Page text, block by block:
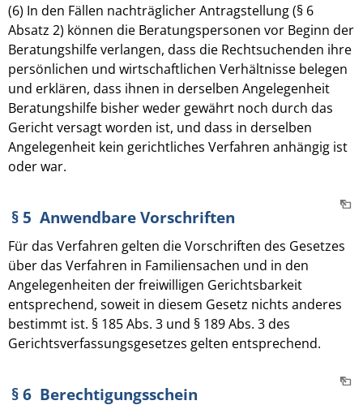
(6) In den Fällen nachträglicher Antragstellung (§ 6
Absatz 2) können die Beratungspersonen vor Beginn der
Beratungshilfe verlangen, dass die Rechtsuchenden ihre
persönlichen und wirtschaftlichen Verhältnisse belegen
und erklären, dass ihnen in derselben Angelegenheit
Beratungshilfe bisher weder gewährt noch durch das
Gericht versagt worden ist, und dass in derselben
Angelegenheit kein gerichtliches Verfahren anhängig ist
oder war.
§ 5 Anwendbare Vorschriften
Für das Verfahren gelten die Vorschriften des Gesetzes
über das Verfahren in Familiensachen und in den
Angelegenheiten der freiwilligen Gerichtsbarkeit
entsprechend, soweit in diesem Gesetz nichts anderes
bestimmt ist. § 185 Abs. 3 und § 189 Abs. 3 des
Gerichtsverfassungsgesetzes gelten entsprechend.
§ 6 Berechtigungsschein